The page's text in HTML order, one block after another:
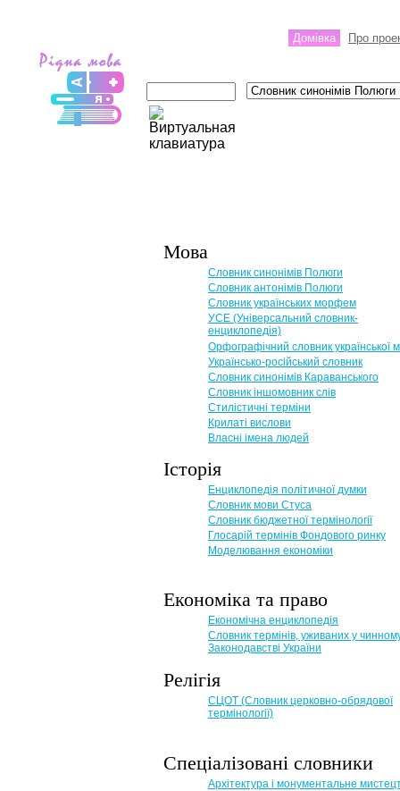
Домівка Про
Мова
Словник синонімів Полюги
Словник антонімів Полюги
Словник українських морфем
УСЕ (Універсальний словник-
енциклопедія)
Орфографічний словник української
Українсько-російський словник
Словник синонімів Караванського
Словник іншомовник слів
Стилістичні терміни
Крилаті вислови
Власні імена людей
Історія
Енциклопедія політичної думки
Словник мови Стуса
Словник бюджетної термінології
Глосарій термінів Фондового ринку
Моделювання економіки
Економіка та право
Eкономічна енциклопедія
Словник термінів, уживаних у
Законодавстві України
Релігія
СЦОТ (Словник церковно-обрядової
термінології)
Спеціалізовані словники
Архітектура і монументальне